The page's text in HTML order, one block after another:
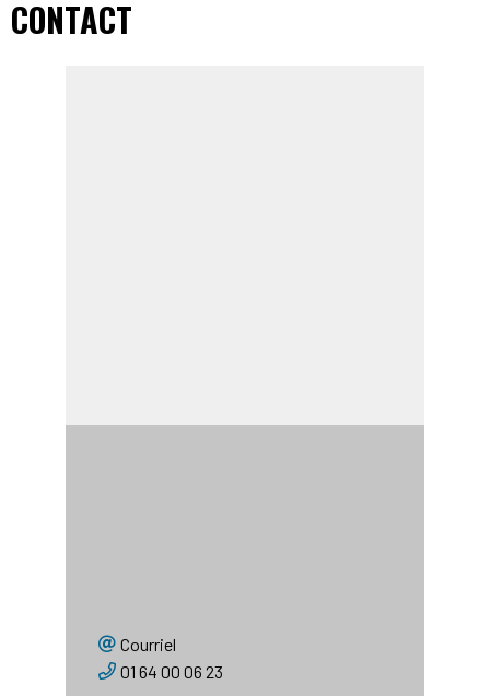
CONTACT
Courriel
01 64 00 06 23